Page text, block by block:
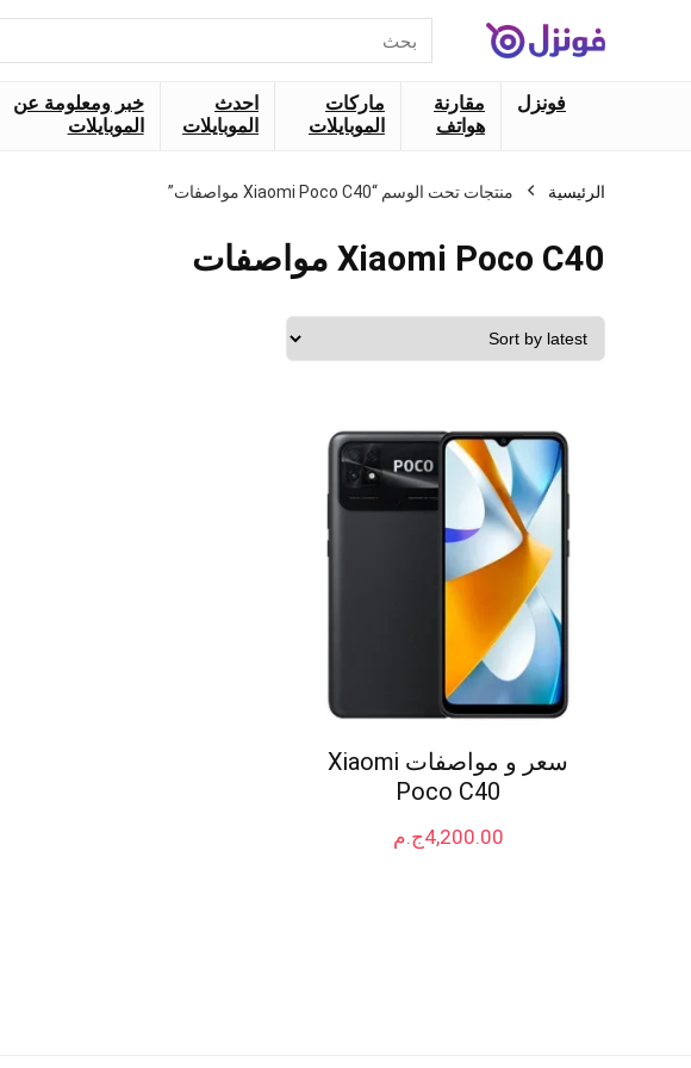
عن:
فونزل
مقارنة
هواتف
ماركات
الموبايلات
احدث
الموبايلات
خبر ومعلومة عن
الموبايلات
الرئيسية منتجات تحت الوسم “Xiaomi Poco C40 مواصفات”
Xiaomi Poco C40 مواصفات
سعر و مواصفات Xiaomi
Poco C40
ج.م4,200.00